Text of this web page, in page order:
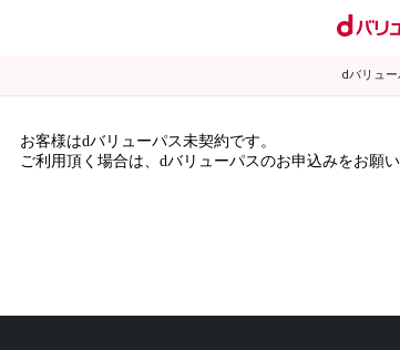
dバリュ
お客様はdバリューパス未契約です。
ご利用頂く場合は、dバリューパスのお申込みをお願い